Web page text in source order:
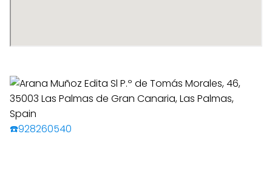
☎️928260540